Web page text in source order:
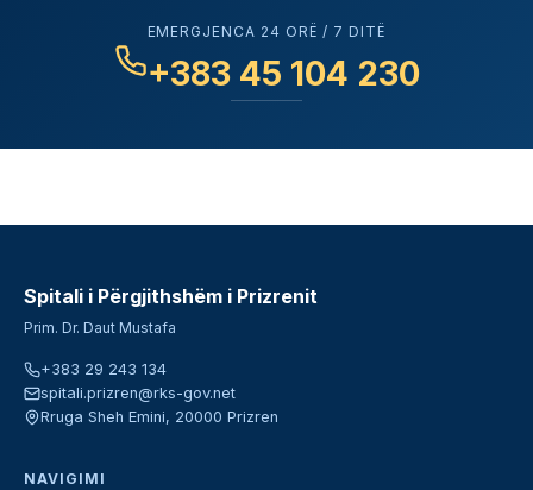
EMERGJENCA 24 ORË / 7 DITË
+383 45 104 230
Spitali i Përgjithshëm i Prizrenit
Prim. Dr. Daut Mustafa
+383 29 243 134
spitali.prizren@rks-gov.net
Rruga Sheh Emini, 20000 Prizren
NAVIGIMI